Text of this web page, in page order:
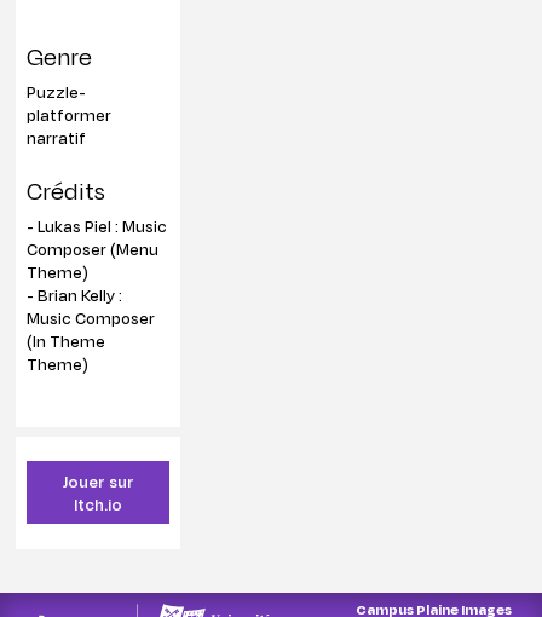
Genre
Puzzle-
platformer
narratif
Crédits
- Lukas Piel : Music
Composer (Menu
Theme)
- Brian Kelly :
Music Composer
(In Theme
Theme)
Jouer sur
Itch.io
Campus Plaine Images